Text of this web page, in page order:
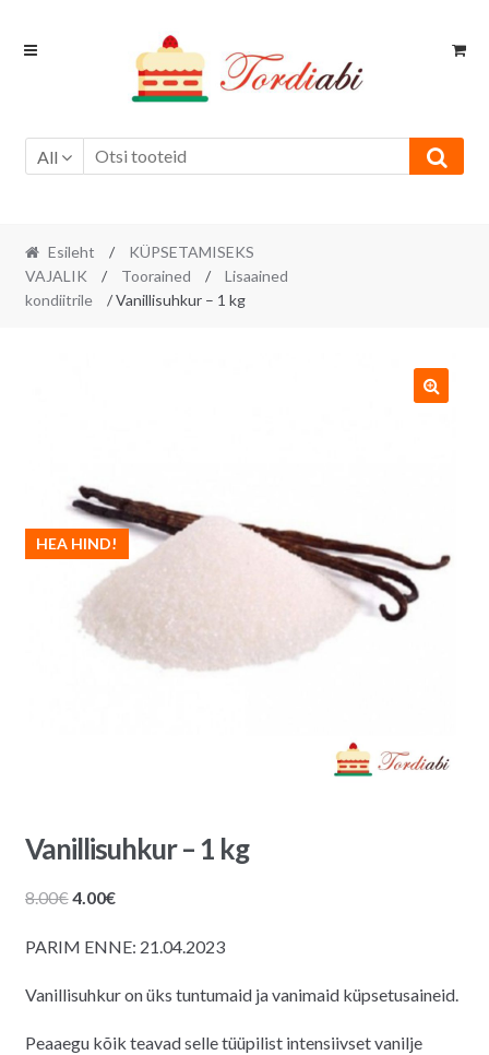
Skip
Skip
All
Esileht /
KÜPSETAMISEKS
VAJALIK
/ Toorained /
Lisaained
kondiitrile
/ Vanillisuhkur – 1 kg
HEA HIND!
Vanillisuhkur – 1 kg
8.00€Algne
oli:
4.00€Praegune
on:
PARIM ENNE: 21.04.2023
Vanillisuhkur on üks tuntumaid ja vanimaid küpsetusaineid.
Peaaegu kõik teavad selle tüüpilist intensiivset vanilje